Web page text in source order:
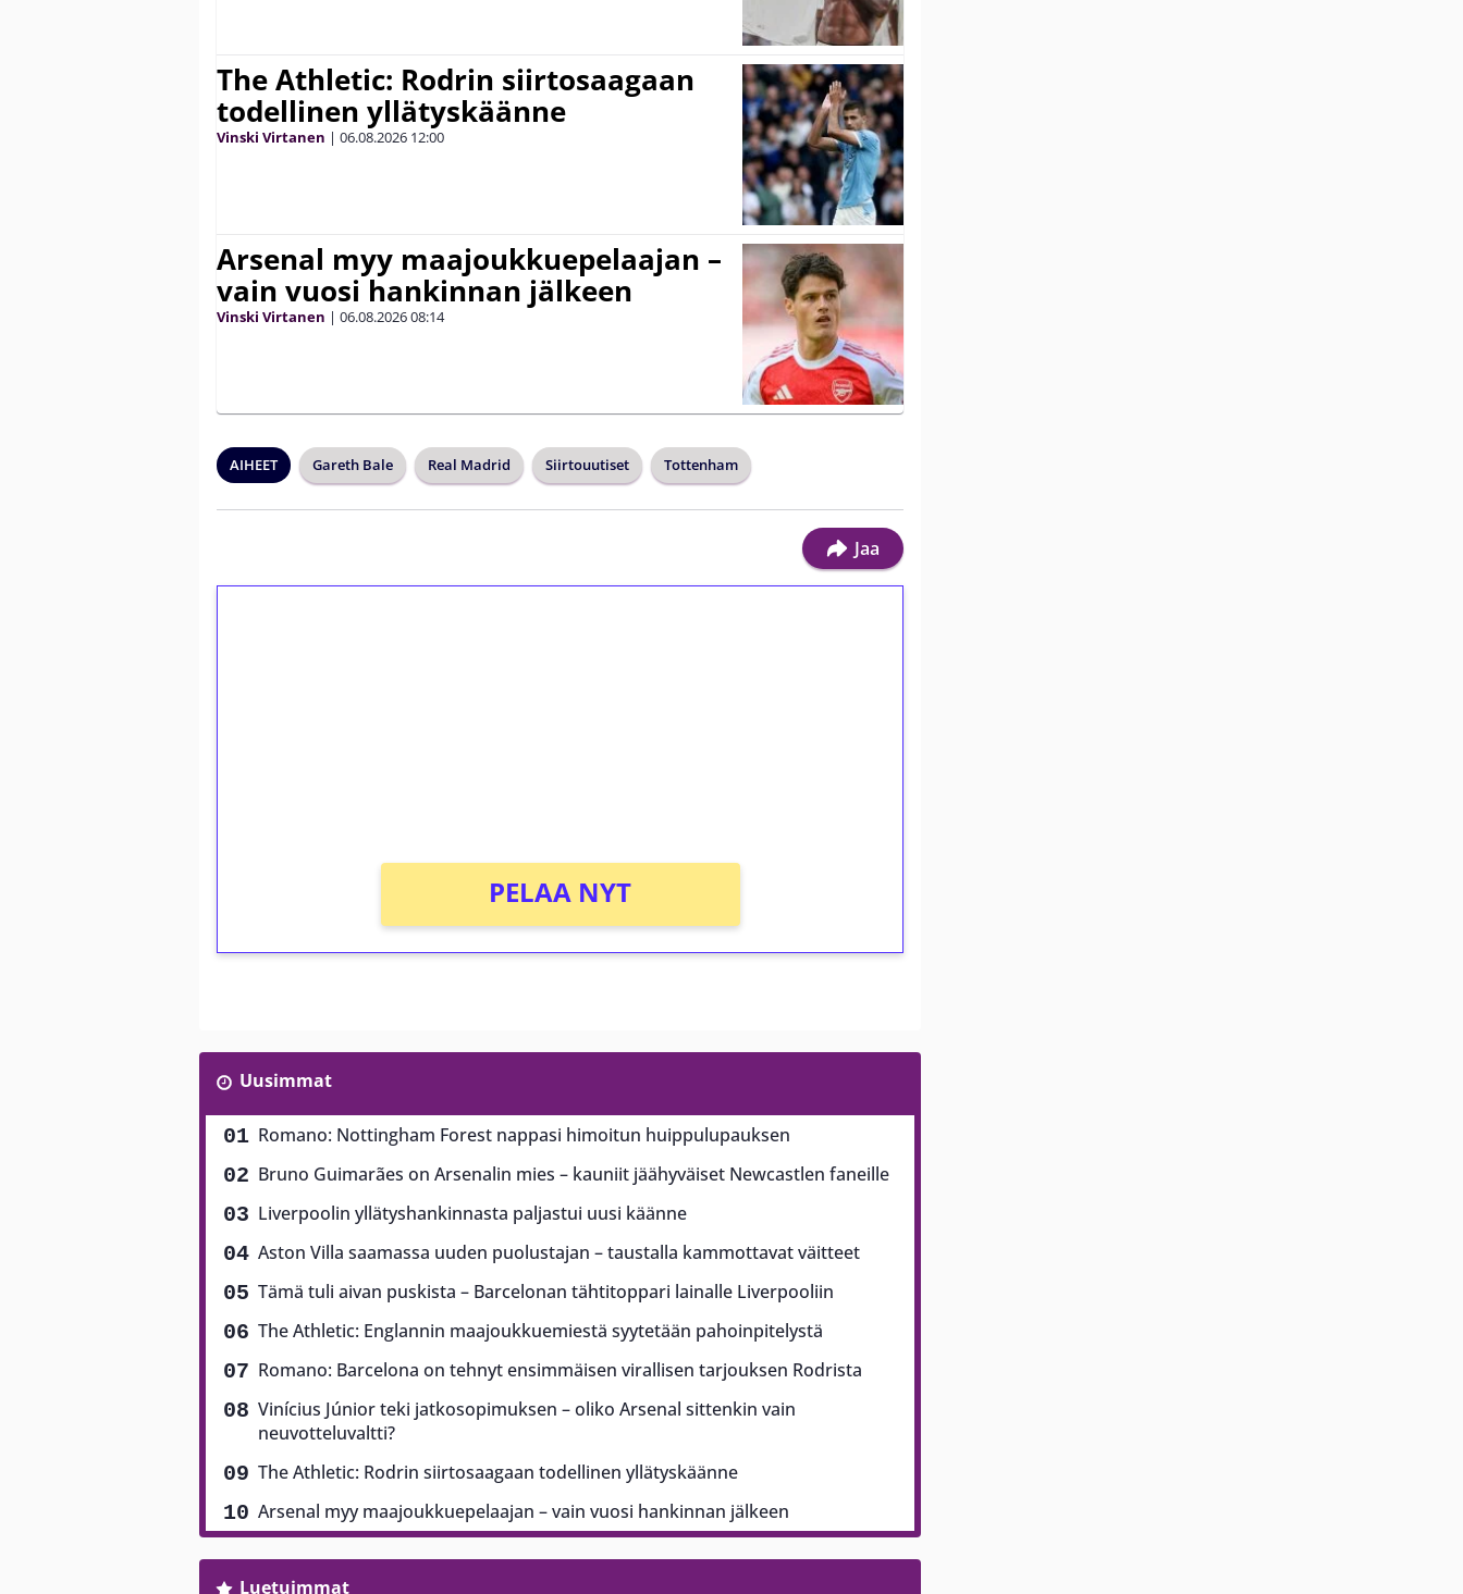
The Athletic: Rodrin siirtosaagaan
todellinen yllätyskäänne
Vinski Virtanen | 06.08.2026 12:00
Arsenal myy maajoukkuepelaajan –
vain vuosi hankinnan jälkeen
Vinski Virtanen | 06.08.202608:14
AIHEET Gareth Bale Real Madrid Siirtouutiset Tottenham
Jaa
PELAA NYT
Uusimmat
Romano: Nottingham Forest nappasi himoitun huippulupauksen
Bruno Guimarães on Arsenalin mies – kauniit jäähyväiset Newcastlen faneille
Liverpoolin yllätyshankinnasta paljastui uusi käänne
Aston Villa saamassa uuden puolustajan – taustalla kammottavat väitteet
Tämä tuli aivan puskista – Barcelonan tähtitoppari lainalle Liverpooliin
The Athletic: Englannin maajoukkuemiestä syytetään pahoinpitelystä
Romano: Barcelona on tehnyt ensimmäisen virallisen tarjouksen Rodrista
Vinícius Júnior teki jatkosopimuksen – oliko Arsenal sittenkin vain
neuvotteluvaltti?
The Athletic: Rodrin siirtosaagaan todellinen yllätyskäänne
Arsenal myy maajoukkuepelaajan – vain vuosi hankinnan jälkeen
Luetuimmat